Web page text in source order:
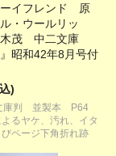
ーイフレンド 原
・ウールリッ
茂 中二文庫
』昭和42年8月号付
)
庫判 並製本 P64
るヤケ、汚れ、イタ
ページ下角折れ跡